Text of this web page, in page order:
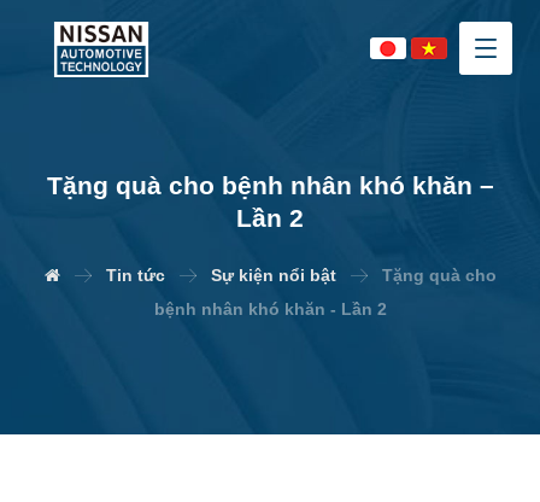
Tặng quà cho bệnh nhân khó khăn –
Lần 2
Tin tức Sự kiện nổi bật
Tặng quà cho
bệnh nhân khó khăn - Lần 2